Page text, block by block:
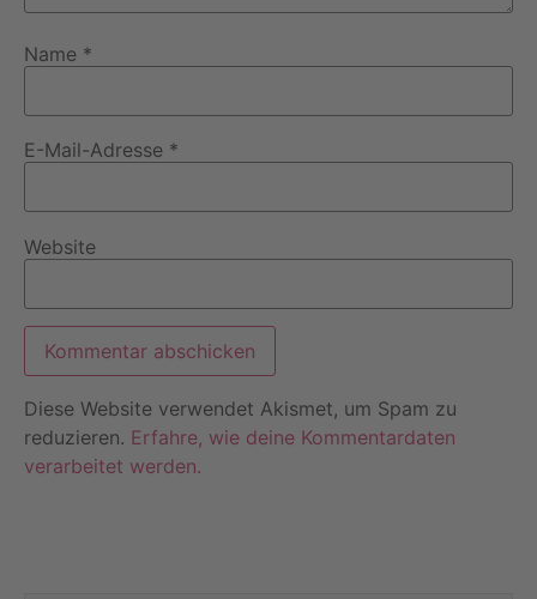
Name *
E-Mail-Adresse *
Website
Diese Website verwendet Akismet, um Spam zu
reduzieren. Erfahre, wie deine Kommentardaten
verarbeitet werden.